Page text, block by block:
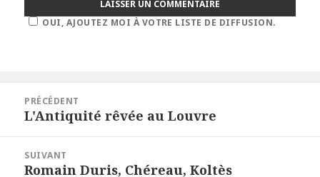
OUI, AJOUTEZ MOI À VOTRE LISTE DE DIFFUSION.
l’article
PRÉCÉDENT
Article
L'Antiquité rêvée au Louvre
SUIVANT
Article
Romain Duris, Chéreau, Koltès